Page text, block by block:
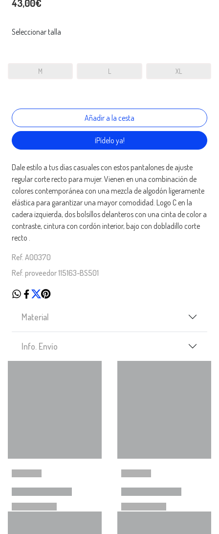
43,00€
Seleccionar talla
M L XL
¡Pídelo ya!
Dale estilo a tus días casuales con estos pantalones de ajuste
regular corte recto para mujer. Vienen en una combinación de
colores contemporánea con una mezcla de algodón ligeramente
elástica para garantizar una mayor comodidad. Logo C en la
cadera izquierda, dos bolsillos delanteros con una cinta de color a
contraste, cintura con cordón interior, bajo con dobladillo corte
recto .
Ref. A00370
Ref. proveedor 115163-BS501
Material
Info. Envío